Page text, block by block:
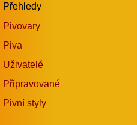
Přehledy
Pivovary
Piva
Uživatelé
Připravované
Pivní styly